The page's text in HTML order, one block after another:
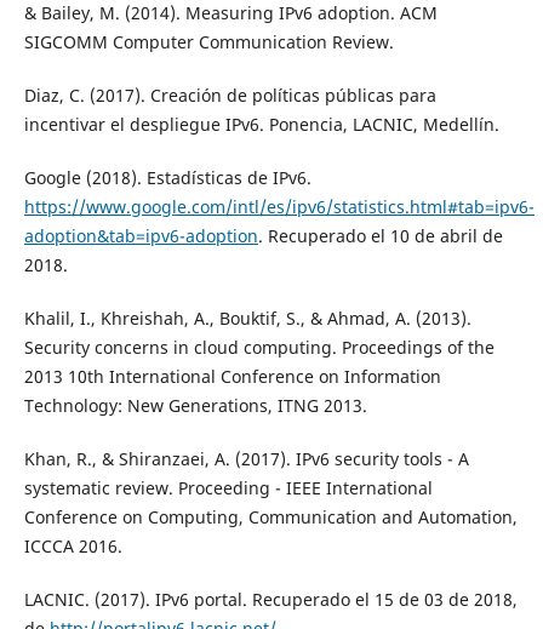
& Bailey, M. (2014). Measuring IPv6 adoption. ACM
SIGCOMM Computer Communication Review.
Diaz, C. (2017). Creación de políticas públicas para
incentivar el despliegue IPv6. Ponencia, LACNIC, Medellín.
Google (2018). Estadísticas de IPv6.
https://www.google.com/intl/es/ipv6/statistics.html#tab=ipv6-
adoption&tab=ipv6-adoption. Recuperado el 10 de abril de
2018.
Khalil, I., Khreishah, A., Bouktif, S., & Ahmad, A. (2013).
Security concerns in cloud computing. Proceedings of the
2013 10th International Conference on Information
Technology: New Generations, ITNG 2013.
Khan, R., & Shiranzaei, A. (2017). IPv6 security tools - A
systematic review. Proceeding - IEEE International
Conference on Computing, Communication and Automation,
ICCCA 2016.
LACNIC. (2017). IPv6 portal. Recuperado el 15 de 03 de 2018,